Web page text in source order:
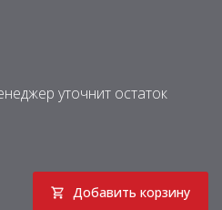
уточнит остаток
Добавить корзину